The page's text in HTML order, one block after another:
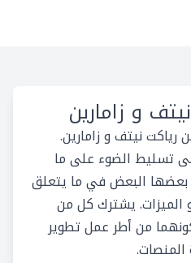
و زامارين
رياكت نيتف و زامارين.
تسليط الضوء على ما
بعضها البعض في ما يتعلق
و الميزات. يشترك كل من
من أطر عمل تطوير